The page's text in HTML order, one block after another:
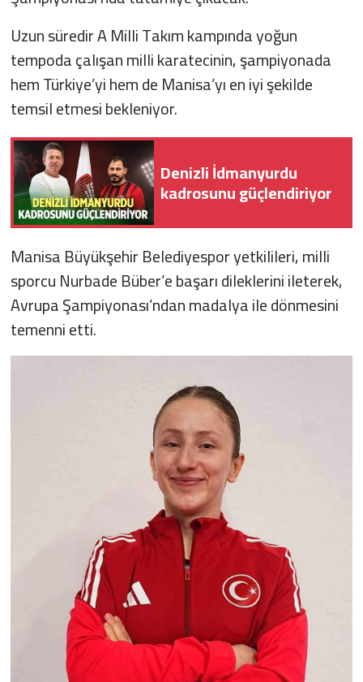
Uzun süredir A Milli Takım kampında yoğun
tempoda çalışan milli karatecinin, şampiyonada
hem Türkiye’yi hem de Manisa’yı en iyi şekilde
temsil etmesi bekleniyor.
Denizli İdmanyurdu
kadrosunu güçlendiriyor
Manisa Büyükşehir Belediyespor yetkilileri, milli
sporcu Nurbade Büber’e başarı dileklerini ileterek,
Avrupa Şampiyonası’ndan madalya ile dönmesini
temenni etti.